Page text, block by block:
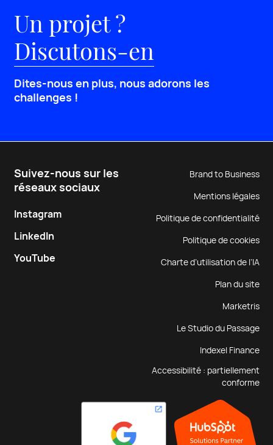
Un projet ?
Discutons-en
Dites-nous en plus, nous adorons les
challenges !
Suivez-nous sur les
réseaux sociaux
Instagram
LinkedIn
YouTube
Brand to Business
Mentions légales
Politique de confidentialité
Politique de cookies
Charte d’utilisation de l’IA
Plan du site
Marketris
Le Studio du Passage
Indexel Finance
Accessibilité : partiellement
conforme